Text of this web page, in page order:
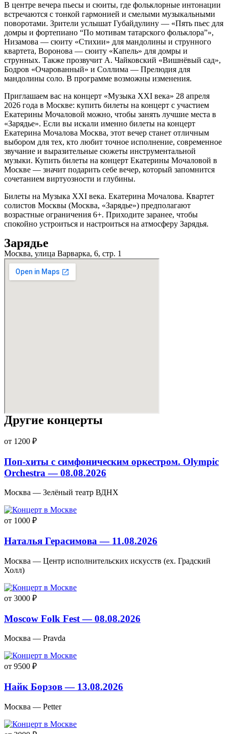
В центре вечера пьесы и сюиты, где фольклорные интонации
встречаются с тонкой гармонией и смелыми музыкальными
поворотами. Зрители услышат Губайдулину — «Пять пьес для
домры и фортепиано “По мотивам татарского фольклора”»,
Низамова — сюиту «Стихии» для мандолины и струнного
квартета, Воронова — сюиту «Капель» для домры и
струнных. Также прозвучит А. Чайковский «Вишнёвый сад»,
Бодров «Очарованный» и Соллима — Прелюдия для
мандолины соло. В программе возможны изменения.
Приглашаем вас на концерт «Музыка XXI века» 28 апреля
2026 года в Москве: купить билеты на концерт с участием
Екатерины Мочаловой можно, чтобы занять лучшие места в
«Зарядье». Если вы искали именно билеты на концерт
Екатерина Мочалова Москва, этот вечер станет отличным
выбором для тех, кто любит точное исполнение, современное
звучание и выразительные сюжеты инструментальной
музыки. Купить билеты на концерт Екатерины Мочаловой в
Москве — значит подарить себе вечер, который запомнится
сочетанием виртуозности и глубины.
Билеты на Музыка XXI века. Екатерина Мочалова. Квартет
солистов Москвы (Москва, «Зарядье») предполагают
возрастные ограничения 6+. Приходите заранее, чтобы
спокойно устроиться и настроиться на атмосферу Зарядья.
Зарядье
Москва, улица Варварка, 6, стр. 1
Другие концерты
от 1200 ₽
Поп-хиты с симфоническим оркестром. Olympic
Orchestra — 08.08.2026
Москва — Зелёный театр ВДНХ
от 1000 ₽
Наталья Герасимова — 11.08.2026
Москва — Центр исполнительских искусств (ex. Градский
Холл)
от 3000 ₽
Moscow Folk Fest — 08.08.2026
Москва — Pravda
от 9500 ₽
Найк Борзов — 13.08.2026
Москва — Petter